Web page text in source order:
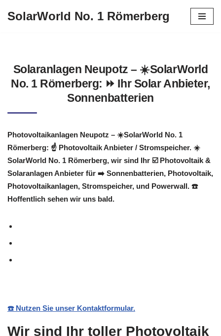
SolarWorld No. 1 Römerberg
Solaranlagen Neupotz – ☀️SolarWorld
No. 1 Römerberg: ⏩ Ihr Solar Anbieter,
Sonnenbatterien
Photovoltaikanlagen Neupotz – ☀️SolarWorld No. 1
Römerberg: ☝️ Photovoltaik Anbieter / Stromspeicher. ☀️
SolarWorld No. 1 Römerberg, wir sind Ihr ☑️ Photovoltaik &
Solaranlagen Anbieter für ➡️ Sonnenbatterien, Photovoltaik,
Photovoltaikanlagen, Stromspeicher, und Powerwall. ☎️
Hoffentlich sehen wir uns bald.
☎️ Nutzen Sie unser Kontaktformular.
Wir sind Ihr toller Photovoltaik